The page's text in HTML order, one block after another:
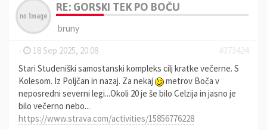
RE: GORSKI TEK PO BOČU
bruny
-
18 Sep 2025, 20:08
#373424
Stari Studeniški samostanski kompleks cilj kratke večerne. S
Kolesom. Iz Poljčan in nazaj. Za nekaj
metrov Boča v
neposredni severni legi...Okoli 20 je še bilo Celzija in jasno je
bilo večerno nebo...
https://www.strava.com/activities/15856776228